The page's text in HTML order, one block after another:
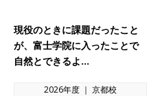
現役のときに課題だったこと
が、富士学院に入ったことで
自然とできるよ…
2026年度 ｜ 京都校